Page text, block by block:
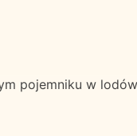
pojemniku w